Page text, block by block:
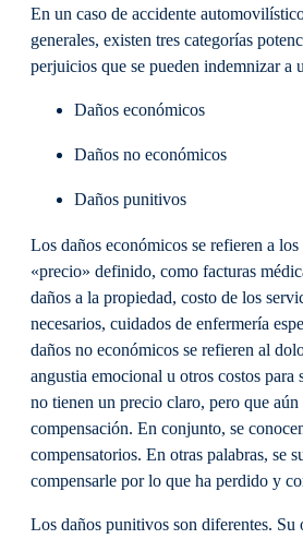
En un caso de accidente
generales, existen tres categorías
perjuicios que se pueden indemnizar a
Daños económicos
Daños no económicos
Daños punitivos
Los daños económicos se refieren a
«precio» definido, como facturas
daños a la propiedad, costo de los
necesarios, cuidados de enfermería
daños no económicos se refieren al
angustia emocional u otros costos para
no tienen un precio claro, pero que aún
compensación. En conjunto, se
compensatorios. En otras palabras, se
compensarle por lo que ha perdido y
Los daños punitivos son diferentes. Su